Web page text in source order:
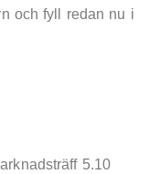
och fyll redan nu i
5.10